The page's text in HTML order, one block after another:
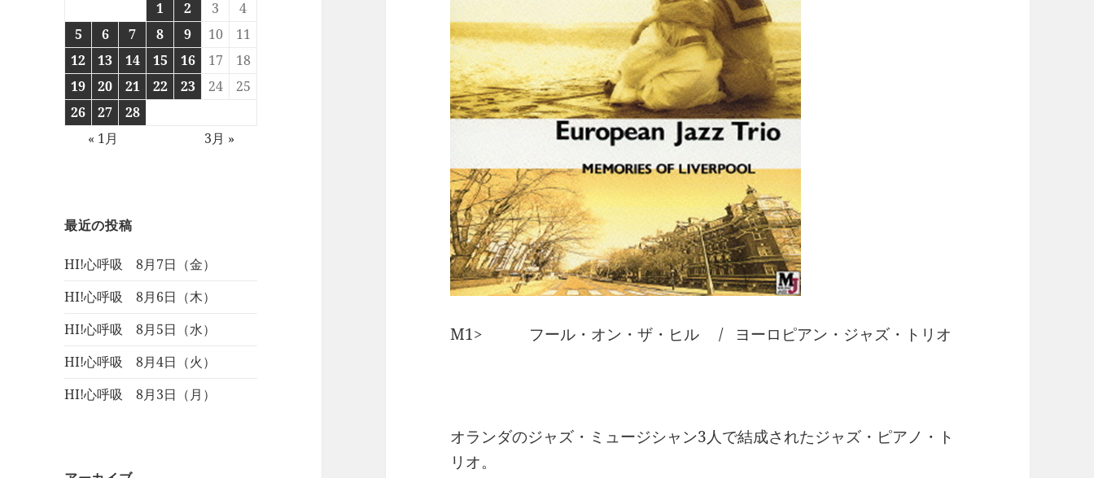
1
2 3
4
5
6 7 8 9 10
11
12
13 14 15 16 17
18
19
20 21 22 23 24
25
26
27
28
« 1月
3月 »
最近の投稿
HI!心呼吸 8月7日（金）
HI!心呼吸 8月6日（木）
HI!心呼吸 8月5日（水）
HI!心呼吸 8月4日（火）
HI!心呼吸 8月3日（月）
M1> フール・オン・ザ・ヒル / ヨーロピアン・ジャズ・トリオ
オランダのジャズ・ミュージシャン3人で結成されたジャズ・ピアノ・ト
リオ。